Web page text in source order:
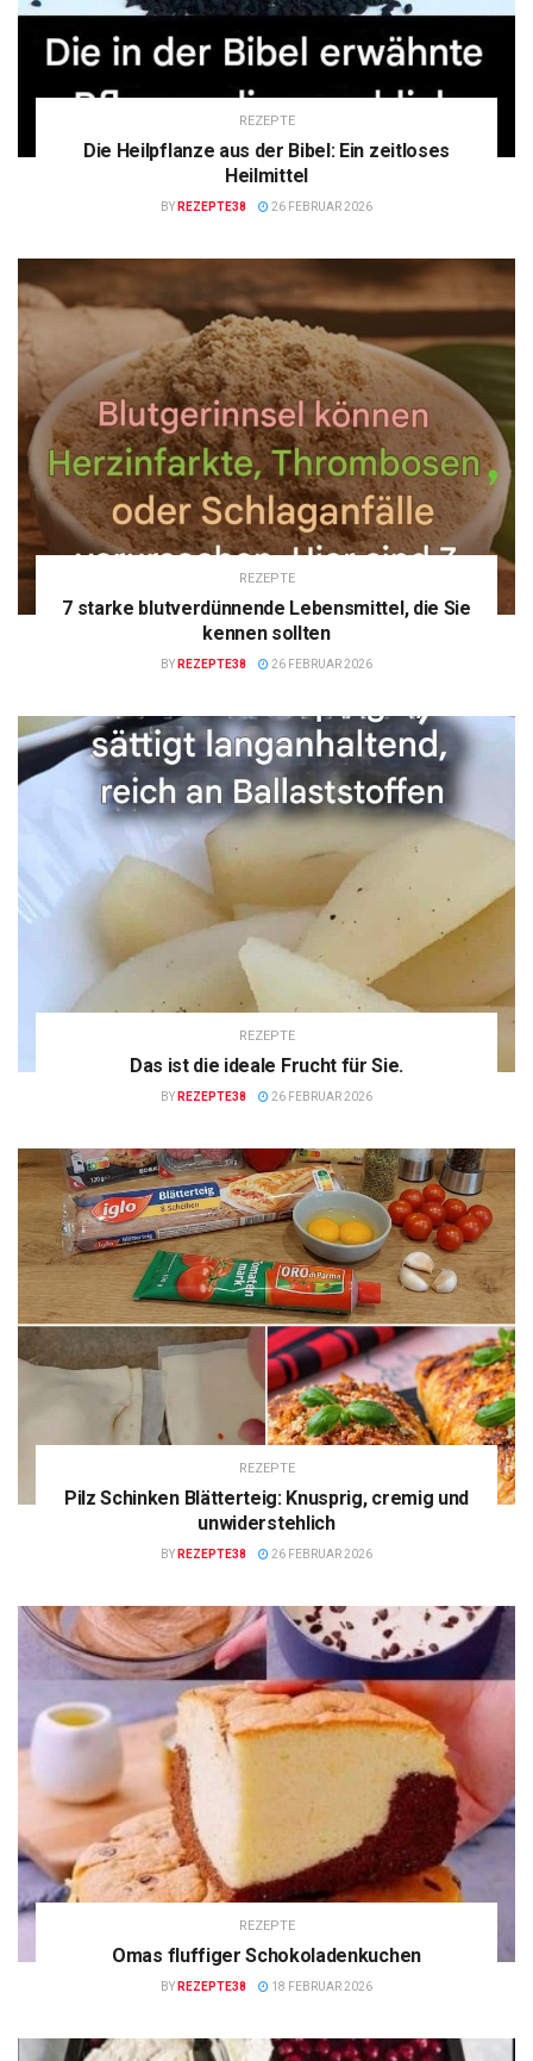
REZEPTE
Die Heilpflanze aus der Bibel: Ein zeitloses
Heilmittel
BY REZEPTE38 26 FEBRUAR 2026
REZEPTE
7 starke blutverdünnende Lebensmittel, die Sie
kennen sollten
BY REZEPTE38 26 FEBRUAR 2026
REZEPTE
Das ist die ideale Frucht für Sie.
BY REZEPTE38 26 FEBRUAR 2026
REZEPTE
Pilz Schinken Blätterteig: Knusprig, cremig und
unwiderstehlich
BY REZEPTE38 26 FEBRUAR 2026
REZEPTE
Omas fluffiger Schokoladenkuchen
BY REZEPTE38 18 FEBRUAR 2026